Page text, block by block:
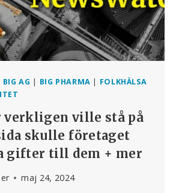
BIG AG | BIG PHARMA | FOLKHÄLSA
verkligen ville stå på
skulle företaget
gifter till dem + mer
maj 24, 2024